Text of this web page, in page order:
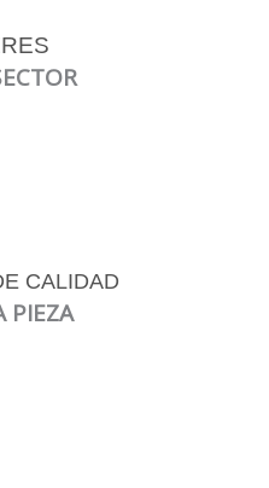
CALIDAD
PIEZA